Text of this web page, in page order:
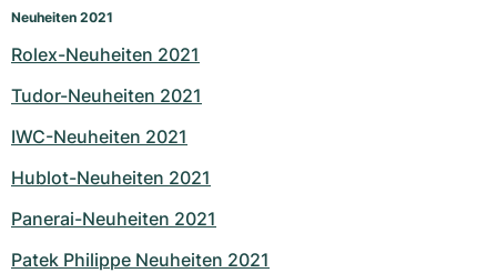
Neuheiten 2021
Rolex-Neuheiten 2021
Tudor-Neuheiten 2021
IWC-Neuheiten 2021
Hublot-Neuheiten 2021
Panerai-Neuheiten 2021
Patek Philippe Neuheiten 2021